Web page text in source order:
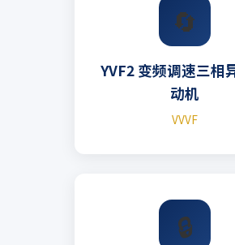
🔄
YVF2 变频调速三相
动机
VVVF
🔒